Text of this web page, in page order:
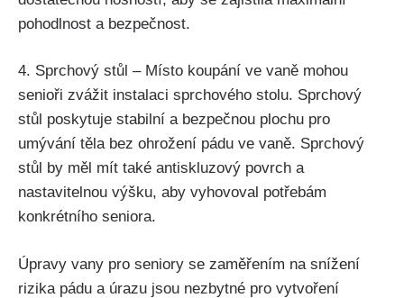
pohodlnost a bezpečnost.
4. Sprchový stůl – Místo koupání ve vaně mohou
senioři zvážit instalaci sprchového stolu. Sprchový
stůl poskytuje stabilní a bezpečnou plochu pro
umývání těla bez ohrožení pádu ve vaně. Sprchový
stůl by měl mít také antiskluzový povrch a
nastavitelnou výšku, aby vyhovoval potřebám
konkrétního seniora.
Úpravy vany pro seniory se zaměřením na snížení
rizika pádu a úrazu jsou nezbytné pro vytvoření